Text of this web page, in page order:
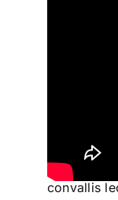
aliquam
himenaeos,
convallis